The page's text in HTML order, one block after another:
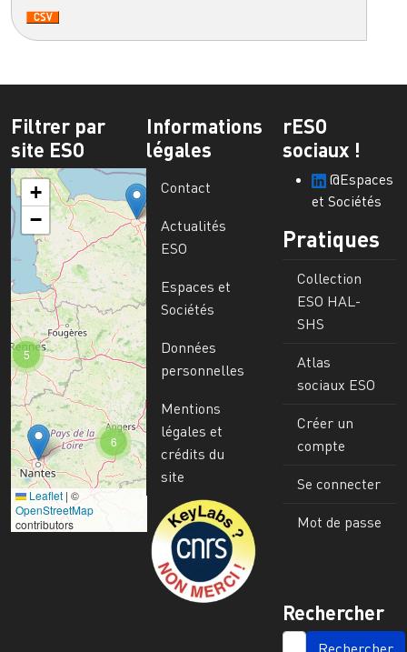
Filtrer par
site ESO
6
5
+
−
Leaflet | ©
OpenStreetMap
contributors
Informations
légales
Contact
Actualités
ESO
Espaces et
Sociétés
Données
personnelles
Mentions
légales et
crédits du
site
Image
rESO
sociaux !
@Espaces
et Sociétés
Pratiques
Collection
ESO HAL-
SHS
Atlas
sociaux ESO
Créer un
compte
Se connecter
Mot de passe
Rechercher
SEARCH